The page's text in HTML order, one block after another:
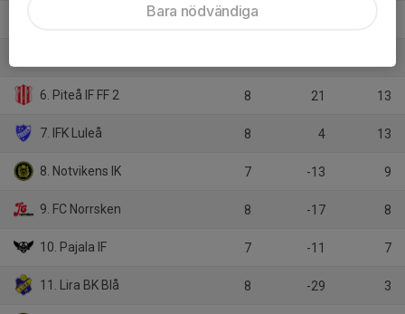
8
6. Piteå IF FF 2 8 21 13
7. IFK Luleå 8 4 13
8. Notvikens IK 7 -13 9
9. FC Norrsken 8 -17 8
10. Pajala IF 7 -11 7
11. Lira BK Blå 8 -29 3
Bara nödvändiga